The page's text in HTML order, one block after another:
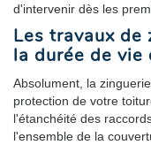
d'intervenir dès les
Les travaux
la durée de vie
Absolument, la
protection de votre
l'étanchéité des
l'ensemble de la